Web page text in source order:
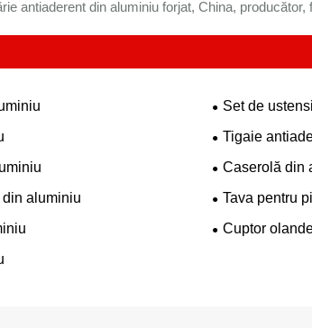
antiaderent din aluminiu forjat, China, producător,
Set de
Tigaie
Caserolă din
aluminiu
Tava pentru
Cuptor